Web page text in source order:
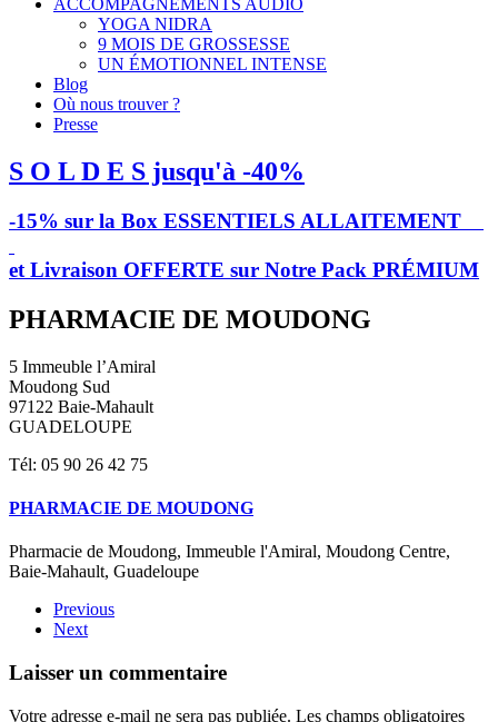
ACCOMPAGNEMENTS AUDIO
YOGA NIDRA
9 MOIS DE GROSSESSE
UN ÉMOTIONNEL INTENSE
Blog
Où nous trouver ?
Presse
S O L D E S jusqu'à -40%
-15% sur la Box ESSENTIELS ALLAITEMENT
et Livraison OFFERTE sur Notre Pack PRÉMIUM
PHARMACIE DE MOUDONG
5 Immeuble l’Amiral
Moudong Sud
97122 Baie-Mahault
GUADELOUPE
Tél: 05 90 26 42 75
PHARMACIE DE MOUDONG
Pharmacie de Moudong, Immeuble l'Amiral, Moudong Centre,
Baie-Mahault, Guadeloupe
Previous
Next
Laisser un commentaire
Votre adresse e-mail ne sera pas publiée. Les champs obligatoires